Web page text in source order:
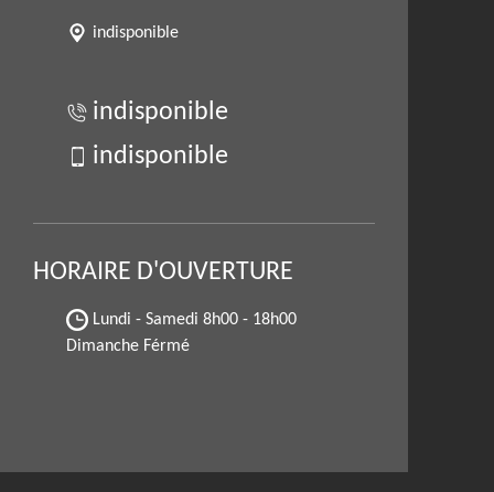
indisponible
indisponible
indisponible
HORAIRE D'OUVERTURE
Lundi - Samedi 8h00 - 18h00
Dimanche Férmé